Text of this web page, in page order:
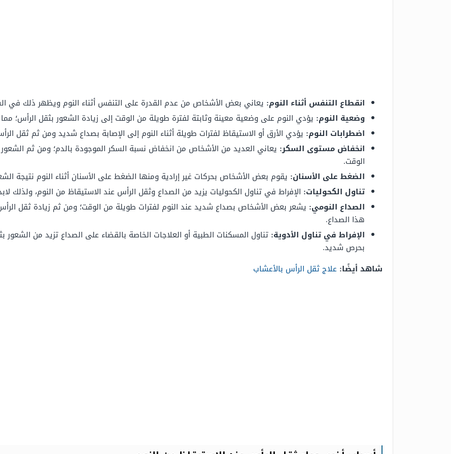
انقطاع التنفس أثناء النوم: يعاني بعض الأشخاص من عدم القدرة على التنفس أثناء النوم ويظهر ذلك في
وضعية النوم: يؤدي النوم على وضعية معينة وثابتة لفترة طويلة من الوقت إلى زيادة الشعور بثقل الرأس؛
اضطرابات النوم: يؤدي الأرق أو الاستيقاظ لفترات طويلة أثناء النوم إلى الإصابة بصداع شديد ومن ثم ثقل
انخفاض مستوى السكر: يعاني العديد من الأشخاص من انخفاض نسبة السكر الموجودة بالدم؛ ومن ثم
الوقت.
الضغط على الأسنان: يقوم بعض الأشخاص بحركات غير إرادية ومنها الضغط على الأسنان أثناء النوم نتيجة
تناول الكحوليات: الإفراط في تناول الكحوليات يزيد من الصداع وثقل الرأس عند الاستيقاظ من النوم، ولذلك
الصداع النومي: يشعر بعض الأشخاص بصداع شديد عند النوم لفترات طويلة من الوقت؛ ومن ثم زيادة ثقل
هذا الصداع.
الإفراط في تناول الأدوية: تناول المسكنات الطبية أو العلاجات الخاصة بالقضاء على الصداع تزيد من الشعور
بحرص شديد.
شاهد أيضًا: علاج ثقل الرأس بالأعشاب